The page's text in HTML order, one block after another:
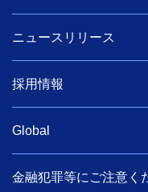
ニュースリリース
採用情報
Global
金融犯罪等にご注意く